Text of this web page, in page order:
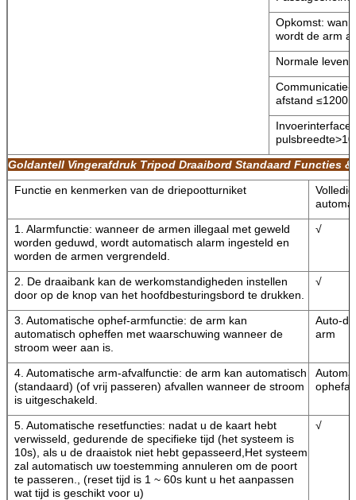
Opkomst:
wordt de arm
Normale
Communicatie-
afstand
Goldantell Vingerafdruk Tripod Draaibord Standaard Functies &
Functie en kenmerken van de driepootturniket
Volledig
1. Alarmfunctie: wanneer de armen illegaal met geweld
worden geduwd, wordt automatisch alarm ingesteld en
worden de armen vergrendeld.
√
2. De draaibank kan de werkomstandigheden instellen
door op de knop van het hoofdbesturingsbord te drukken.
√
3. Automatische ophef-armfunctie: de arm kan
automatisch opheffen met waarschuwing wanneer de
stroom weer aan is.
Auto-
arm
4. Automatische arm-afvalfunctie: de arm kan automatisch
(standaard) (of vrij passeren) afvallen wanneer de stroom
is uitgeschakeld.
5. Automatische resetfuncties: nadat u de kaart hebt
verwisseld, gedurende de specifieke tijd (het systeem is
10s), als u de draaistok niet hebt gepasseerd,Het systeem
zal automatisch uw toestemming annuleren om de poort
te passeren., (reset tijd is 1 ~ 60s kunt u het aanpassen
wat tijd is geschikt voor u)
√